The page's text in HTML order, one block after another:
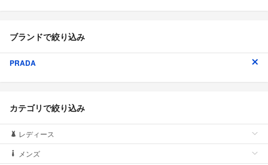
ブランドで絞り込み
PRADA
カテゴリで絞り込み
レディース
メンズ